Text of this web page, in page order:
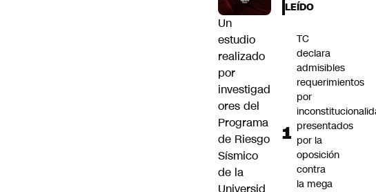
Un
estudio
realizado
por
investigad
ores del
Programa
de Riesgo
Sísmico
de la
Universid
LEÍDO
TC
declara
admisibles
requerimientos
por
presentados
por la
oposición
contra
la mega